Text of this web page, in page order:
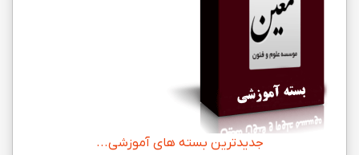
جدیدترین بسته های آموزشی...